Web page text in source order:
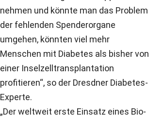
nehmen und könnte man das Problem
der fehlenden Spenderorgane
umgehen, könnten viel mehr
Menschen mit Diabetes als bisher von
einer Inselzelltransplantation
profitieren“, so der Dresdner Diabetes-
Experte.
„Der weltweit erste Einsatz eines Bio-